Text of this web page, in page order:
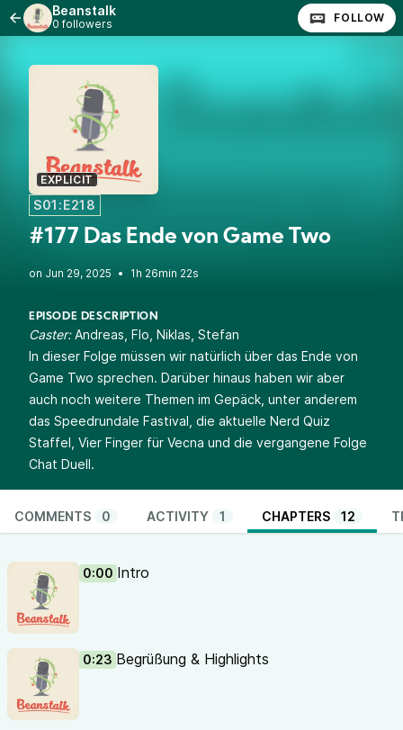
Beanstalk
0 followers FOLLOW
EXPLICIT
S01:E218
#177 Das Ende von Game Two
• 1h 26min 22s
EPISODE DESCRIPTION
Caster:Andreas, Flo, Niklas, Stefan
In dieser Folge müssen wir natürlich über das Ende von
Game Two sprechen. Darüber hinaus haben wir aber
auch noch weitere Themen im Gepäck, unter anderem
das Speedrundale Fastival, die aktuelle Nerd Quiz
Staffel, Vier Finger für Vecna und die vergangene Folge
Chat Duell.
COMMENTS 0 ACTIVITY 1 CHAPTERS 12
0:00 Intro
0:23 Begrüßung & Highlights